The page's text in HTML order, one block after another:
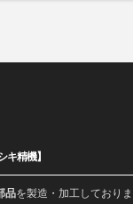
精機】
品を製造 ・加工しており